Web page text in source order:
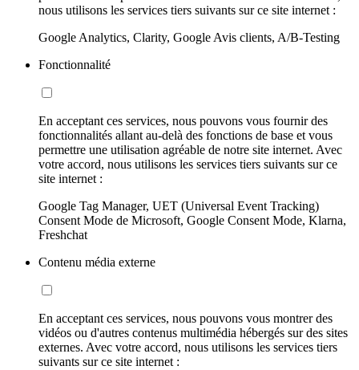
nous utilisons les services tiers suivants sur ce site internet :
Google Analytics, Clarity, Google Avis clients, A/B-Testing
Fonctionnalité
En acceptant ces services, nous pouvons vous fournir des
fonctionnalités allant au-delà des fonctions de base et vous
permettre une utilisation agréable de notre site internet. Avec
votre accord, nous utilisons les services tiers suivants sur ce
site internet :
Google Tag Manager, UET (Universal Event Tracking)
Consent Mode de Microsoft, Google Consent Mode, Klarna,
Freshchat
Contenu média externe
En acceptant ces services, nous pouvons vous montrer des
vidéos ou d'autres contenus multimédia hébergés sur des sites
externes. Avec votre accord, nous utilisons les services tiers
suivants sur ce site internet :